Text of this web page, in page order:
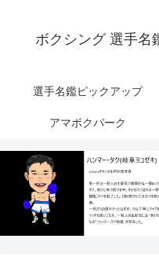
ボクシング 選手
選手名鑑ピックアップ
アマボクパーク